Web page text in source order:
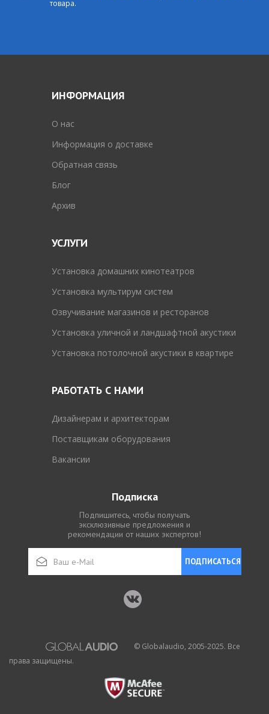
товара.
ИНФОРМАЦИЯ
O нас
Информация о доставке
Обратная связь
Блог
Архив
УСЛУГИ
Установка домашних кинотеатров
Установка мультирум систем
Озвучивание магазинов и ресторанов
Установка уличной и ландшафтной акустики
Установка потолочной акустики в квартире
РАБОТАТЬ С НАМИ
Дизайнерам и архитекторам
Поставщикам оборудования
Вакансии
Подписка
Подпишитесь, чтобы получать
эксклюзивные предложения и
рекомендации от наших экспертов!
ПОДПИСАТЬСЯ
© Globalaudio, 2005-2025. Все
права защищены.